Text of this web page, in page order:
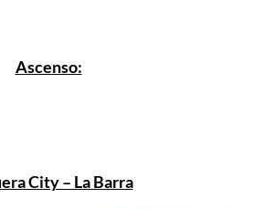
Ascenso:
City – La Barra